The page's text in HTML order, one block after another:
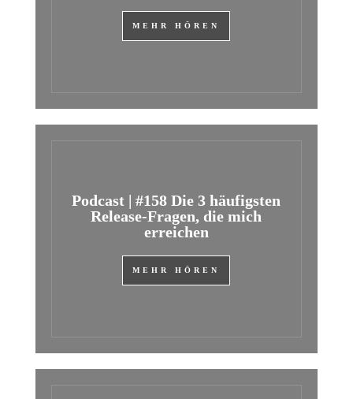
MEHR HÖREN
Podcast | #158 Die 3 häufigsten
Release-Fragen, die mich
erreichen
MEHR HÖREN